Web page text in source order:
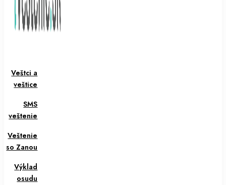
Veštci a
veštice
SMS
veštenie
Veštenie
so Zanou
Výklad
osudu